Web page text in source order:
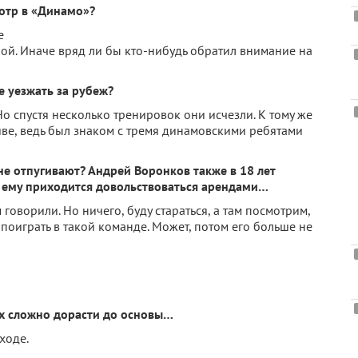
в «Динамо»?
Иначе вряд ли бы кто-нибудь обратил внимание на
уезжать за рубеж?
несколько тренировок они исчезли. К тому же
ведь был знаком с тремя динамовскими ребятами
Андрей Воронков также в 18 лет
приходится довольствоваться арендами…
Но ничего, буду стараться, а там посмотрим,
в такой команде. Может, потом его больше не
сложно дорасти до основы…